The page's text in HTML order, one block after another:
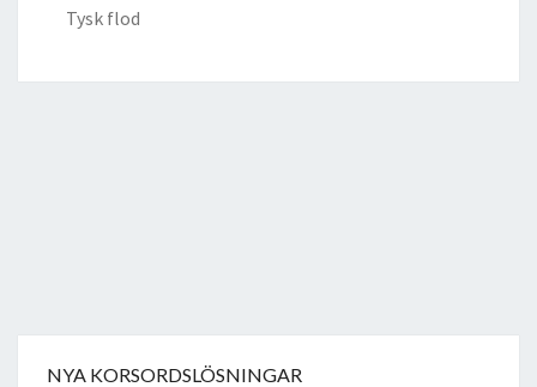
Tysk flod
NYA KORSORDSLÖSNINGAR